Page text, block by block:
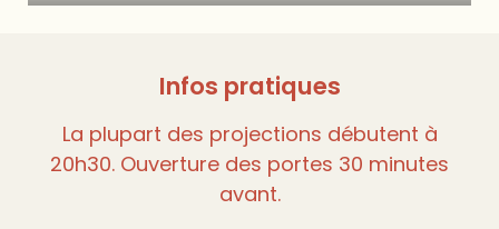
Infos pratiques
La plupart des projections débutent à
20h30. Ouverture des portes 30 minutes
avant.